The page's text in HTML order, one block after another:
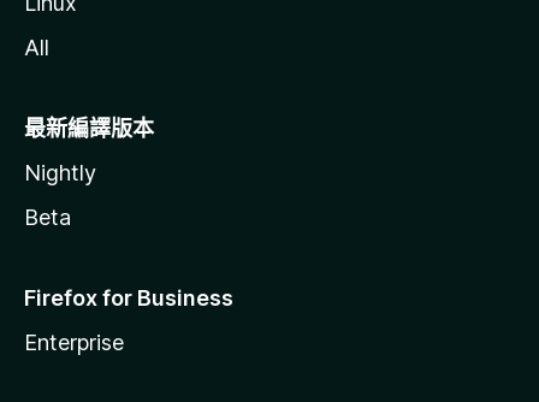
All
最新編譯版本
Nightly
Beta
Firefox for Business
Enterprise